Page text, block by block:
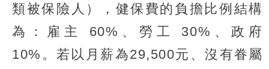
類被保險人），健保費的負擔比例結構
為：雇主 60%、勞工 30%、政府
10%。若以月薪為29,500元、沒有眷屬